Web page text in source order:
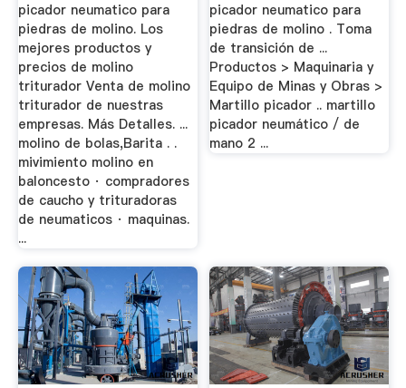
picador neumatico para
piedras de molino. Los
mejores productos y
precios de molino
triturador Venta de molino
triturador de nuestras
empresas. Más Detalles. ...
molino de bolas,Barita . .
mivimiento molino en
baloncesto · compradores
de caucho y trituradoras
de neumaticos · maquinas.
...
picador neumatico para
piedras de molino . Toma
de transición de ...
Productos > Maquinaria y
Equipo de Minas y Obras >
Martillo picador .. martillo
picador neumático / de
mano 2 ...